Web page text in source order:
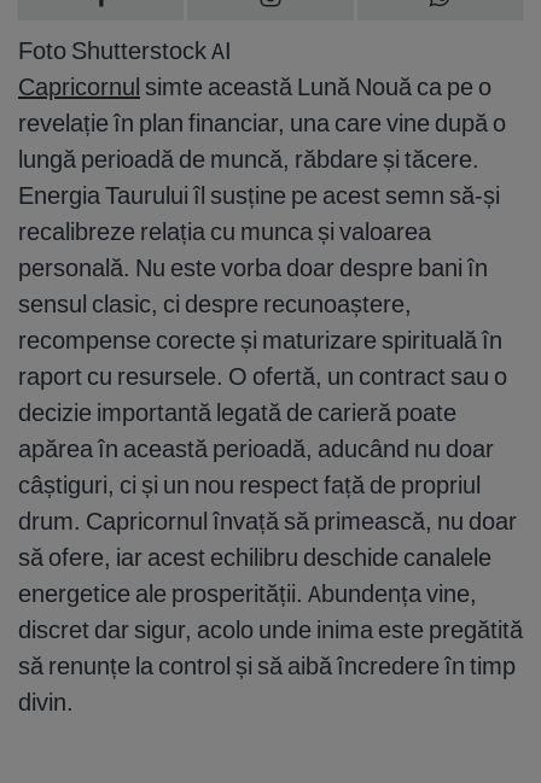
Foto Shutterstock AI
Capricornul simte această Lună Nouă ca pe o
revelație în plan financiar, una care vine după o
lungă perioadă de muncă, răbdare și tăcere.
Energia Taurului îl susține pe acest semn să-și
recalibreze relația cu munca și valoarea
personală. Nu este vorba doar despre bani în
sensul clasic, ci despre recunoaștere,
recompense corecte și maturizare spirituală în
raport cu resursele. O ofertă, un contract sau o
decizie importantă legată de carieră poate
apărea în această perioadă, aducând nu doar
câștiguri, ci și un nou respect față de propriul
drum. Capricornul învață să primească, nu doar
să ofere, iar acest echilibru deschide canalele
energetice ale prosperității. Abundența vine,
discret dar sigur, acolo unde inima este pregătită
să renunțe la control și să aibă încredere în timp
divin.